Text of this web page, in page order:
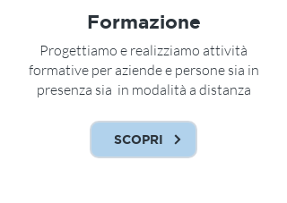
Formazione
Progettiamo e realizziamo attività
formative per aziende e persone sia in
presenza sia in modalità a distanza
SCOPRI